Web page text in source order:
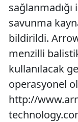
savunma
bildirildi.
menzilli
kullanılacak
operasyonel
http://